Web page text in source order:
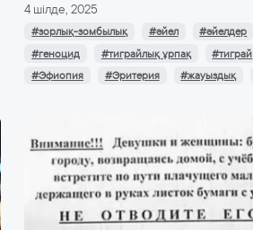
4 шілде, 2025
#зорлық-зомбылық #әйел #әйелдер
#геноцид
#тиграйлық ұрпақ #тиграй
#Эфиопия
#Эритерия #жауыздық